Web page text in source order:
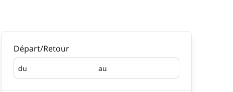
Départ/Retour
du
Départ au
Retour